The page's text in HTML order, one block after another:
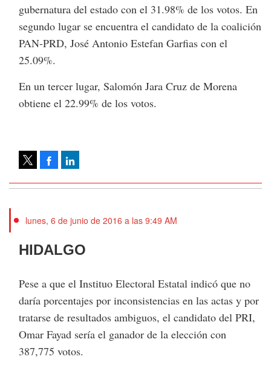
lunes, 6 de junio de 2016 a las 9:49 AM
HIDALGO
Pese a que el Instituo Electoral Estatal indicó que no
daría porcentajes por inconsistencias en las actas y por
tratarse de resultados ambiguos, el candidato del PRI,
Omar Fayad sería el ganador de la elección con
387,775 votos.
Facebook
gubernatura del estado con el 31.98% de los votos. En
segundo lugar se encuentra el candidato de la coalición
PAN-PRD, José Antonio Estefan Garfias con el
25.09%.
En un tercer lugar, Salomón Jara Cruz de Morena
obtiene el 22.99% de los votos.